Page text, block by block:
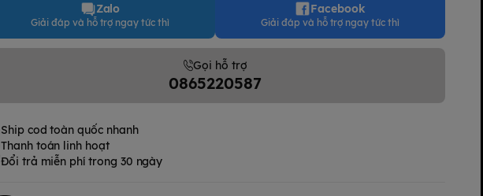
Zalo
Giải đáp và hỗ trợ ngay tức thì
Facebook
Giải đáp và hỗ trợ ngay tức thì
Gọi hỗ trợ
0865220587
Ship cod toàn quốc nhanh
Thanh toán linh hoạt
Đổi trả miễn phí trong 30 ngày